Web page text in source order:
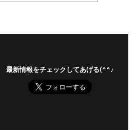
最新情報をチェックしてあげる(^^♪